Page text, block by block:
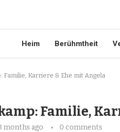
Heim Berühmtheit
Familie, Karriere & Ehe mit Angela
Familie,
months ago 0 comments